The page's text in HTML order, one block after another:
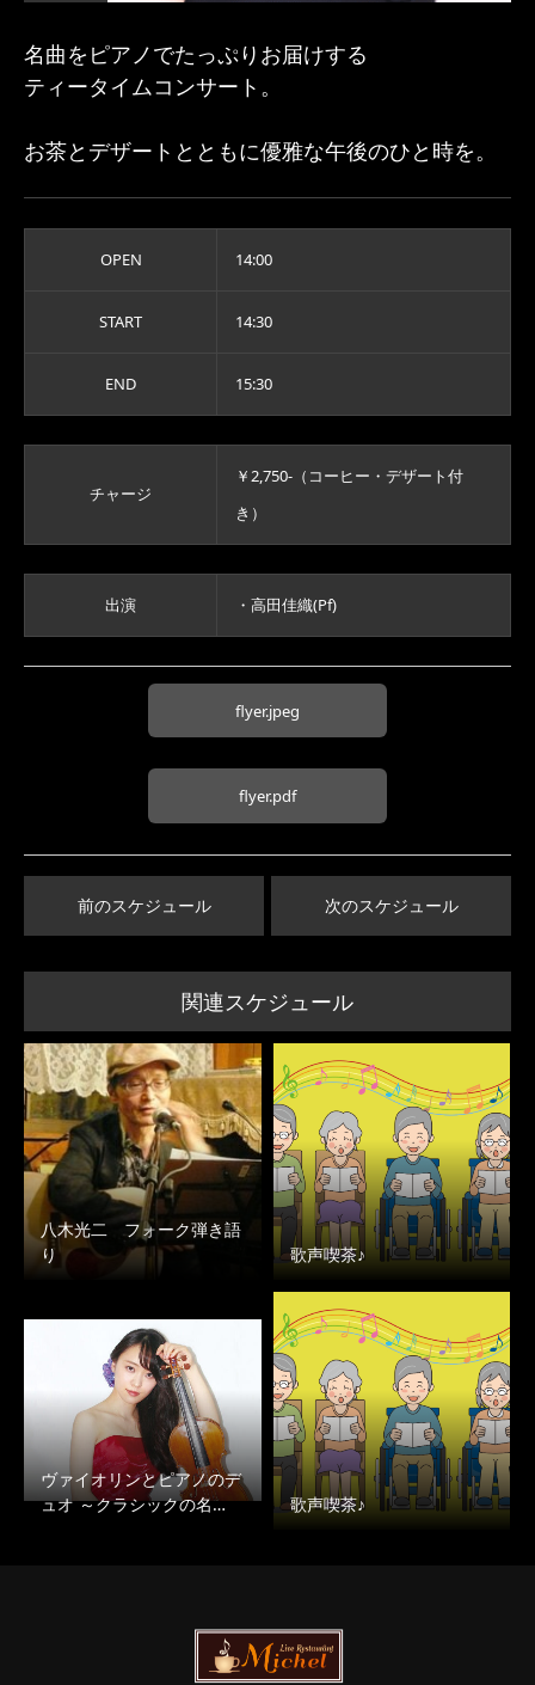
名曲をピアノでたっぷりお届けする
ティータイムコンサート。
お茶とデザートとともに優雅な午後のひと時を。
OPEN 14:00
START 14:30
END 15:30
チャージ
￥2,750-（コーヒー・デザート付
き）
出演 ・高田佳織(Pf)
flyer.jpeg
flyer.pdf
前のスケジュール 次のスケジュール
関連スケジュール
八木光二 フォーク弾き語
り
歌声喫茶♪
ヴァイオリンとピアノのデ
ュオ ～クラシックの名…
歌声喫茶♪